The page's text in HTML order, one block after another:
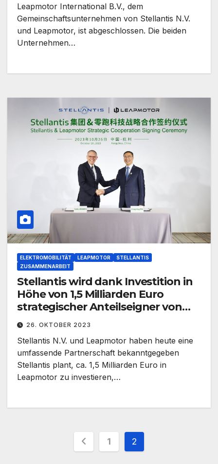
Leapmotor International B.V., dem
Gemeinschaftsunternehmen von Stellantis N.V.
und Leapmotor, ist abgeschlossen. Die beiden
Unternehmen…
ELEKTROMOBILITÄT LEAPMOTOR
STELLANTIS
ZUSAMMENARBEIT
Stellantis wird dank Investition in
Höhe von 1,5 Milliarden Euro
strategischer Anteilseigner von
Leapmotor
26. OKTOBER 2023
Stellantis N.V. und Leapmotor haben heute eine
umfassende Partnerschaft bekanntgegeben
Stellantis plant, ca. 1,5 Milliarden Euro in
Leapmotor zu investieren,…
1 2